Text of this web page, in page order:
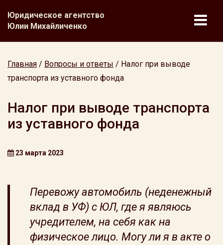
Юридическое агентство
Юлии Михайличенко
Главная / Вопросы и ответы / Налог при выводе
транспорта из уставного фонда
Налог при выводе транспорта
из уставного фонда
23 марта 2023
Перевожу автомобиль (неденежный
вклад в УФ) с ЮЛ, где я являюсь
учредителем, на себя как на
физическое лицо. Могу ли я в акте о